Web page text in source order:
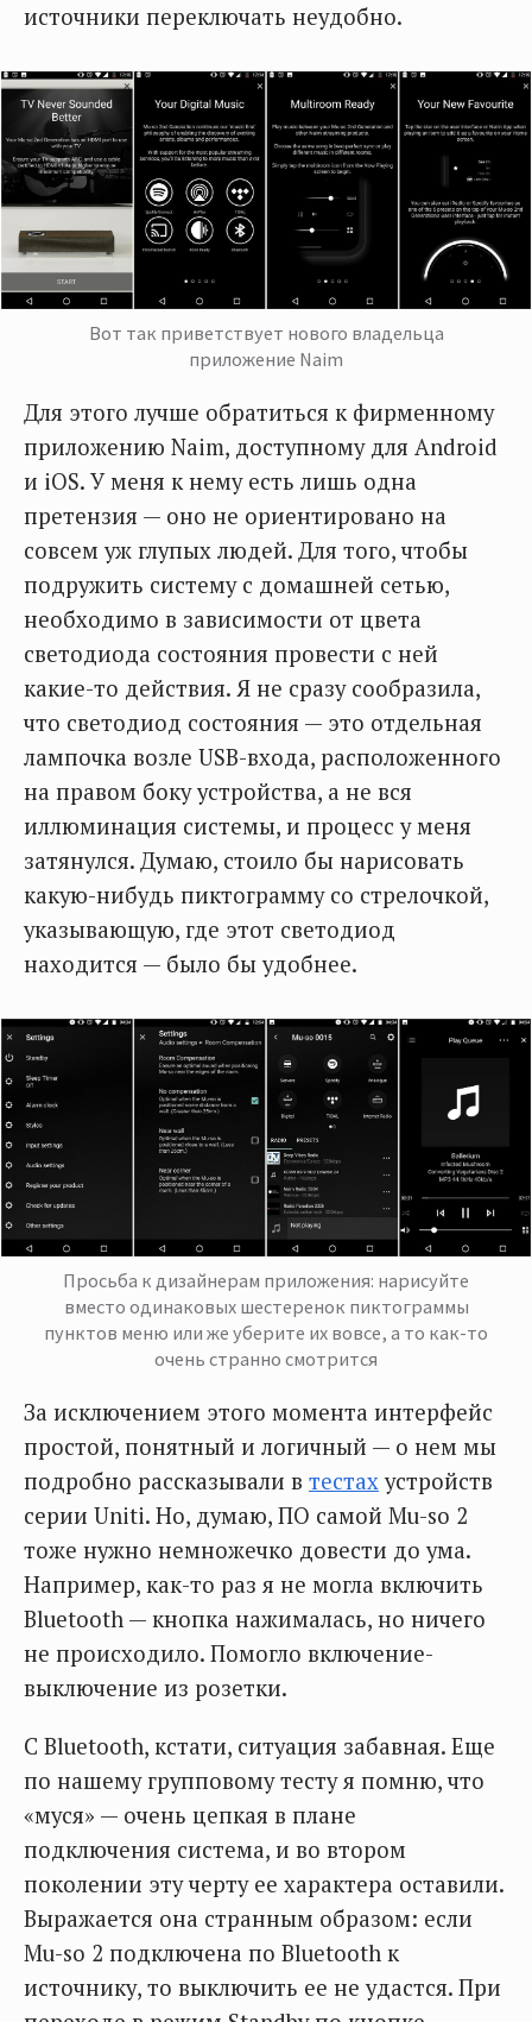
источники переключать неудобно.
Вот так приветствует нового владельца
приложение Naim
Для этого лучше обратиться к фирменному
приложению Naim, доступному для Android
и iOS. У меня к нему есть лишь одна
претензия — оно не ориентировано на
совсем уж глупых людей. Для того, чтобы
подружить систему с домашней сетью,
необходимо в зависимости от цвета
светодиода состояния провести с ней
какие-то действия. Я не сразу сообразила,
что светодиод состояния — это отдельная
лампочка возле USB-входа, расположенного
на правом боку устройства, а не вся
иллюминация системы, и процесс у меня
затянулся. Думаю, стоило бы нарисовать
какую-нибудь пиктограмму со стрелочкой,
указывающую, где этот светодиод
находится — было бы удобнее.
Просьба к дизайнерам приложения: нарисуйте
вместо одинаковых шестеренок пиктограммы
пунктов меню или же уберите их вовсе, а то как-то
очень странно смотрится
За исключением этого момента интерфейс
простой, понятный и логичный — о нем мы
подробно рассказывали в тестах устройств
серии Uniti. Но, думаю, ПО самой Mu-so 2
тоже нужно немножечко довести до ума.
Например, как-то раз я не могла включить
Bluetooth — кнопка нажималась, но ничего
не происходило. Помогло включение-
выключение из розетки.
С Bluetooth, кстати, ситуация забавная. Еще
по нашему групповому тесту я помню, что
«муся» — очень цепкая в плане
подключения система, и во втором
поколении эту черту ее характера оставили.
Выражается она странным образом: если
Mu-so 2 подключена по Bluetooth к
источнику, то выключить ее не удастся. При